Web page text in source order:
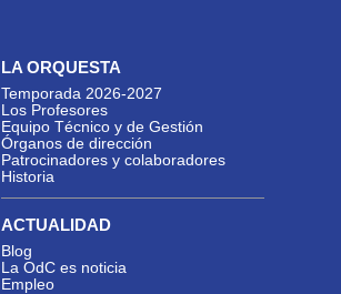
LA ORQUESTA
Temporada 2026-2027
Los Profesores
Equipo Técnico y de Gestión
Órganos de dirección
Patrocinadores y colaboradores
Historia
ACTUALIDAD
Blog
La OdC es noticia
Empleo